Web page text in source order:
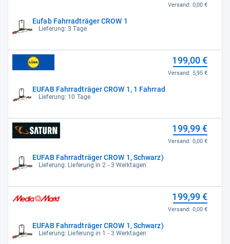
Eufab Fahrradträger CROW 1
Lieferung: 3 Tage
Versand: 0,00 €
EUFAB Fahrradträger CROW 1, 1 Fahrrad
Lieferung: 10 Tage
199,00 €
Versand: 5,95 €
EUFAB Fahrradträger CROW 1, Schwarz)
Lieferung: Lieferung in 2 - 3 Werktagen
199,99 €
Versand: 0,00 €
EUFAB Fahrradträger CROW 1, Schwarz)
Lieferung: Lieferung in 1 - 3 Werktagen
199,99 €
Versand: 0,00 €